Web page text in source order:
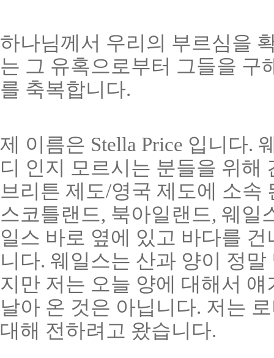
하나님께서 우리의 부르심을
는 그 유혹으로부터 그들을 구
를 축복합니다.
제 이름은 Stella Price 입니다.
디 인지 모르시는 분들을 위해
브리튼 제도/영국 제도에 소속
스코틀랜드, 북아일랜드, 웨일
일스 바로 옆에 있고 바다를
니다. 웨일스는 산과 양이 정
지만 저는 오늘 양에 대해서
날아 온 것은 아닙니다. 저는
대해 전하려고 왔습니다.